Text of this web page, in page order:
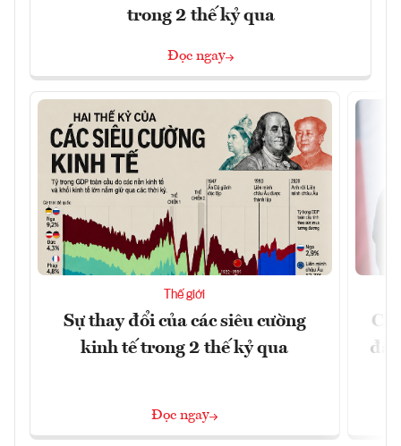
trong 2 thế kỷ qua
Đọc ngay
Thế giới
Sự thay đổi của các siêu cường
kinh tế trong 2 thế kỷ qua
Đọc ngay
đã